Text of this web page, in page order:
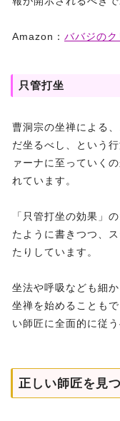
Amazon： ババジの
只管打坐
曹洞宗の坐禅による
だ坐るべし、という
ァーナに至っていく
れています。
「只管打坐の効果」
たように書きつつ、
たりしています。
坐法や呼吸なども細
坐禅を始めることも
い師匠に全面的に従
正しい師匠を見